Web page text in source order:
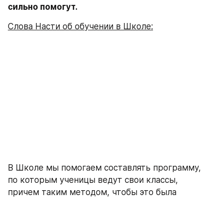
сильно помогут.
Слова Насти об обучении в Школе:
В Школе мы помогаем составлять программу,
по которым ученицы ведут свои классы,
причем таким методом, чтобы это была